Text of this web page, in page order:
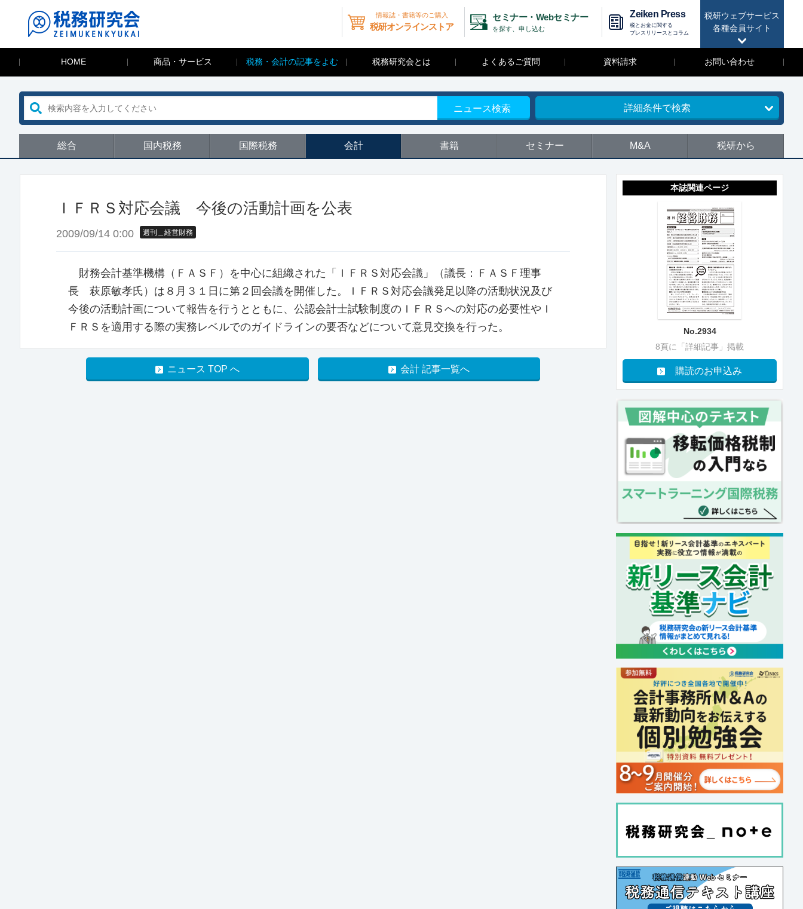
税研ウェブサービス
各種会員サイト
情報誌・書籍等のご購入
税研オンラインストア
セミナー・Webセミナー
を探す、申し込む
Zeiken Press
税とお金に関する
プレスリリースとコラム
HOME 商品・サービス 税務・会計の記事をよむ 税務研究会とは よくあるご質問 資料請求 お問い合わせ
ニュース検索 詳細条件で検索
総合 国内税務 国際税務 会計 書籍 セミナー M&A 税研から
ＩＦＲＳ対応会議 今後の活動計画を公表
2009/09/14 0:00 週刊＿経営財務
財務会計基準機構（ＦＡＳＦ）を中心に組織された「ＩＦＲＳ対応会議」（議長：ＦＡＳＦ理事
長 萩原敏孝氏）は８月３１日に第２回会議を開催した。ＩＦＲＳ対応会議発足以降の活動状況及び
今後の活動計画について報告を行うとともに、公認会計士試験制度のＩＦＲＳへの対応の必要性やＩ
ＦＲＳを適用する際の実務レベルでのガイドラインの要否などについて意見交換を行った。
ニュース TOP へ 会計 記事一覧へ
本誌関連ページ
No.2934
8頁に「詳細記事」掲載
購読のお申込み